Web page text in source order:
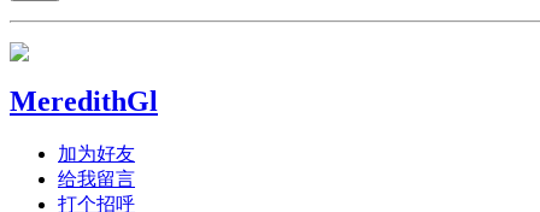
MeredithGl
加为好友
给我留言
打个招呼